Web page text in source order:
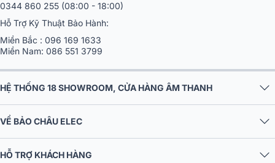
0344 860 255 (08:00 - 18:00)
Hỗ Trợ Kỹ Thuật Bảo Hành:
Miền Bắc : 096 169 1633
Miền Nam: 086 551 3799
HỆ THỐNG 18 SHOWROOM, CỬA HÀNG ÂM THANH
VỀ BẢO CHÂU ELEC
HỖ TRỢ KHÁCH HÀNG